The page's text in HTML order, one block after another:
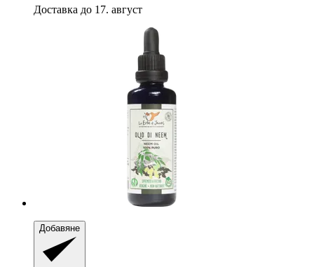
Доставка до 17. август
Добавяне